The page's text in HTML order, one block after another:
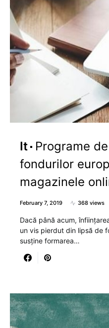
It
Programe
fondurilor
magazinele
February 7, 2019 368 views
Dacă până acum,
un vis pierdut din lipsă de
susține formarea…